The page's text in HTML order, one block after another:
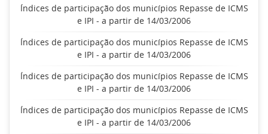
Índices de participação dos municípios Repasse de ICMS
e IPI - a partir de 14/03/2006
Índices de participação dos municípios Repasse de ICMS
e IPI - a partir de 14/03/2006
Índices de participação dos municípios Repasse de ICMS
e IPI - a partir de 14/03/2006
Índices de participação dos municípios Repasse de ICMS
e IPI - a partir de 14/03/2006